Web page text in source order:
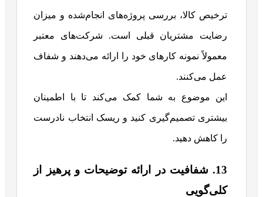
ترخیص کالا، بررسی پروژه‌های انجام‌شده و میزان
رضایت مشتریان قبلی است. شرکت‌های معتبر
معمولاً نمونه کارهای خود را ارائه می‌دهند و شفاف
عمل می‌کنند.
این موضوع به شما کمک می‌کند تا با اطمینان
بیشتری تصمیم‌گیری کنید و ریسک انتخاب نادرست
را کاهش دهید.
13. شفافیت در ارائه توضیحات و پرهیز از
کلی‌گویی